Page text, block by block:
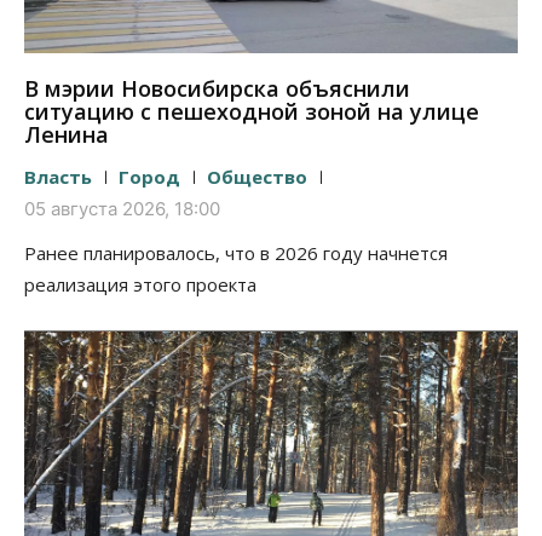
В мэрии Новосибирска объяснили
ситуацию с пешеходной зоной на улице
Ленина
Власть Город Общество
05 августа 2026, 18:00
Ранее планировалось, что в 2026 году начнется
реализация этого проекта